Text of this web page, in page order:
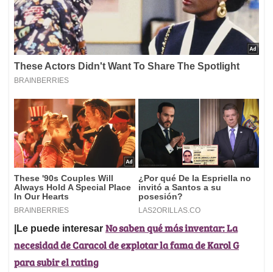
|Le puede interesar No saben qué más inventar: La
necesidad de Caracol de explotar la fama de Karol G
para subir el rating